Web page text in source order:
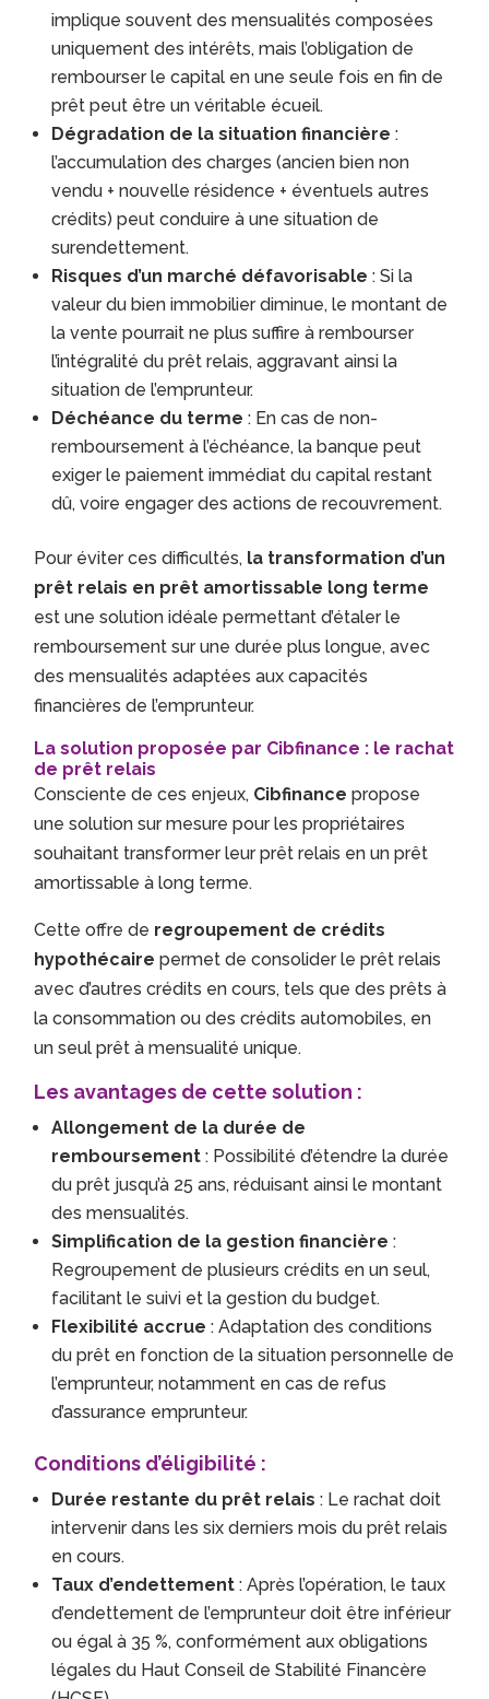
implique souvent des mensualités composées
uniquement des intérêts, mais l’obligation de
rembourser le capital en une seule fois en fin de
prêt peut être un véritable écueil.
Dégradation de la situation financière :
l’accumulation des charges (ancien bien non
vendu + nouvelle résidence + éventuels autres
crédits) peut conduire à une situation de
surendettement.
Risques d’un marché défavorisable : Si la
valeur du bien immobilier diminue, le montant de
la vente pourrait ne plus suffire à rembourser
l’intégralité du prêt relais, aggravant ainsi la
situation de l’emprunteur.
Déchéance du terme : En cas de non-
remboursement à l’échéance, la banque peut
exiger le paiement immédiat du capital restant
dû, voire engager des actions de recouvrement.
Pour éviter ces difficultés, la transformation d’un
prêt relais en prêt amortissable long terme
est une solution idéale permettant d’étaler le
remboursement sur une durée plus longue, avec
des mensualités adaptées aux capacités
financières de l’emprunteur.
La solution proposée par Cibfinance : le rachat
de prêt relais
Consciente de ces enjeux, Cibfinance propose
une solution sur mesure pour les propriétaires
souhaitant transformer leur prêt relais en un prêt
amortissable à long terme.
Cette offre de regroupement de crédits
hypothécaire permet de consolider le prêt relais
avec d’autres crédits en cours, tels que des prêts à
la consommation ou des crédits automobiles, en
un seul prêt à mensualité unique.
Les avantages de cette solution :
Allongement de la durée de
remboursement : Possibilité d’étendre la durée
du prêt jusqu’à 25 ans, réduisant ainsi le montant
des mensualités.
Simplification de la gestion financière :
Regroupement de plusieurs crédits en un seul,
facilitant le suivi et la gestion du budget.
Flexibilité accrue : Adaptation des conditions
du prêt en fonction de la situation personnelle de
l’emprunteur, notamment en cas de refus
d’assurance emprunteur.
Conditions d’éligibilité :
Durée restante du prêt relais : Le rachat doit
intervenir dans les six derniers mois du prêt relais
en cours.
Taux d’endettement : Après l’opération, le taux
d’endettement de l’emprunteur doit être inférieur
ou égal à 35 %, conformément aux obligations
légales du Haut Conseil de Stabilité Financère